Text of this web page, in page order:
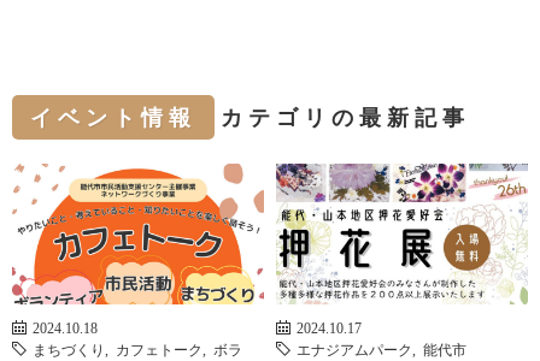
イベント情報 カテゴリの最新記事
2024.10.18
まちづくり
カフェトーク
ボラ
2024.10.17
エナジアムパーク
能代市